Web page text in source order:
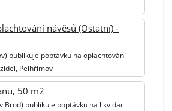
návěsů (Ostatní) -
publikuje poptávku na oplachtování
Pelhřimov
50 m2
Brod) publikuje poptávku na likvidaci